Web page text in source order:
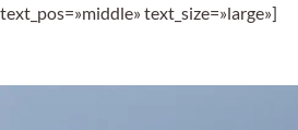
text_pos=»middle» text_size=»large»]